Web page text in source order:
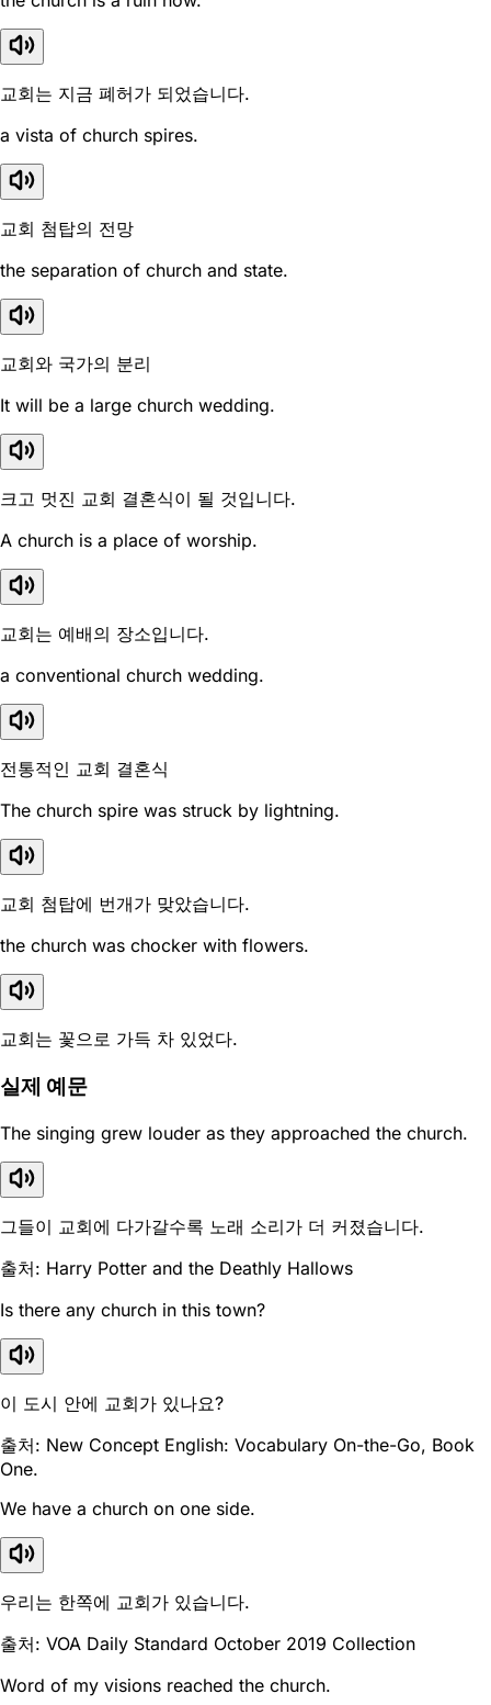
교회는 지금 폐허가 되었습니다.
a vista of church spires.
교회 첨탑의 전망
the separation of church and state.
교회와 국가의 분리
It will be a large church wedding.
크고 멋진 교회 결혼식이 될 것입니다.
A church is a place of worship.
교회는 예배의 장소입니다.
a conventional church wedding.
전통적인 교회 결혼식
The church spire was struck by lightning.
교회 첨탑에 번개가 맞았습니다.
the church was chocker with flowers.
교회는 꽃으로 가득 차 있었다.
실제 예문
The singing grew louder as they approached the church.
그들이 교회에 다가갈수록 노래 소리가 더 커졌습니다.
출처: Harry Potter and the Deathly Hallows
Is there any church in this town?
이 도시 안에 교회가 있나요?
출처: New Concept English: Vocabulary On-the-Go, Book
One.
We have a church on one side.
우리는 한쪽에 교회가 있습니다.
출처: VOA Daily Standard October 2019 Collection
Word of my visions reached the church.